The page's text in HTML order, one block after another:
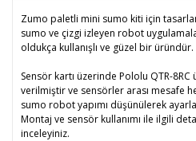
Zumo paletli mini sumo kiti için
sumo ve çizgi izleyen robot
oldukça kullanışlı ve güzel bir üründür.
Sensör kartı üzerinde Pololu QTR-
verilmiştir ve sensörler arası mesafe
sumo robot yapımı düşünülerek
Montaj ve sensör kullanımı ile ilgili
inceleyiniz.